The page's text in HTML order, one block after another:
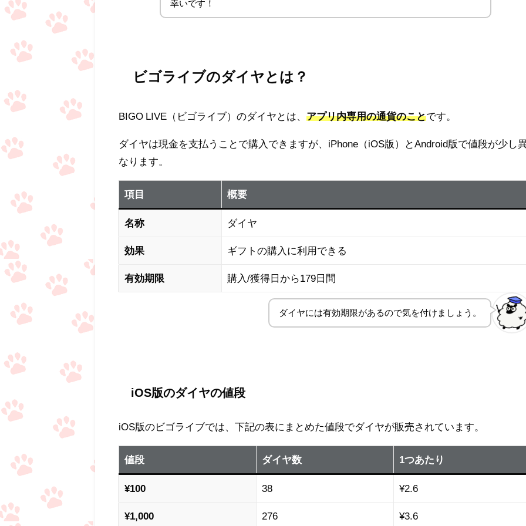
幸いです！
ビゴライブのダイヤとは？
BIGO LIVE（ビゴライブ）のダイヤとは、アプリ内専用の通貨のことです。
ダイヤは現金を支払うことで購入できますが、iPhone（iOS版）とAndroid版で値段が少し
なります。
項目 概要
名称 ダイヤ
効果 ギフトの購入に利用できる
有効期限 購入/獲得日から179日間
ダイヤには有効期限があるので気を付けましょう。
iOS版のダイヤの値段
iOS版のビゴライブでは、下記の表にまとめた値段でダイヤが販売されています。
値段 ダイヤ数 1つあたり
¥100 38 ¥2.6
¥1,000 276 ¥3.6